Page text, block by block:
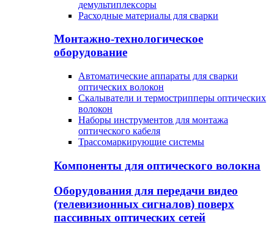
демультиплексоры
Расходные материалы для сварки
Монтажно-технологическое
оборудование
Автоматические аппараты для сварки
оптических волокон
Cкалыватели и термострипперы оптических
волокон
Наборы инструментов для монтажа
оптического кабеля
Трассомаркирующие системы
Компоненты для оптического волокна
Оборудования для передачи видео
(телевизионных сигналов) поверх
пассивных оптических сетей